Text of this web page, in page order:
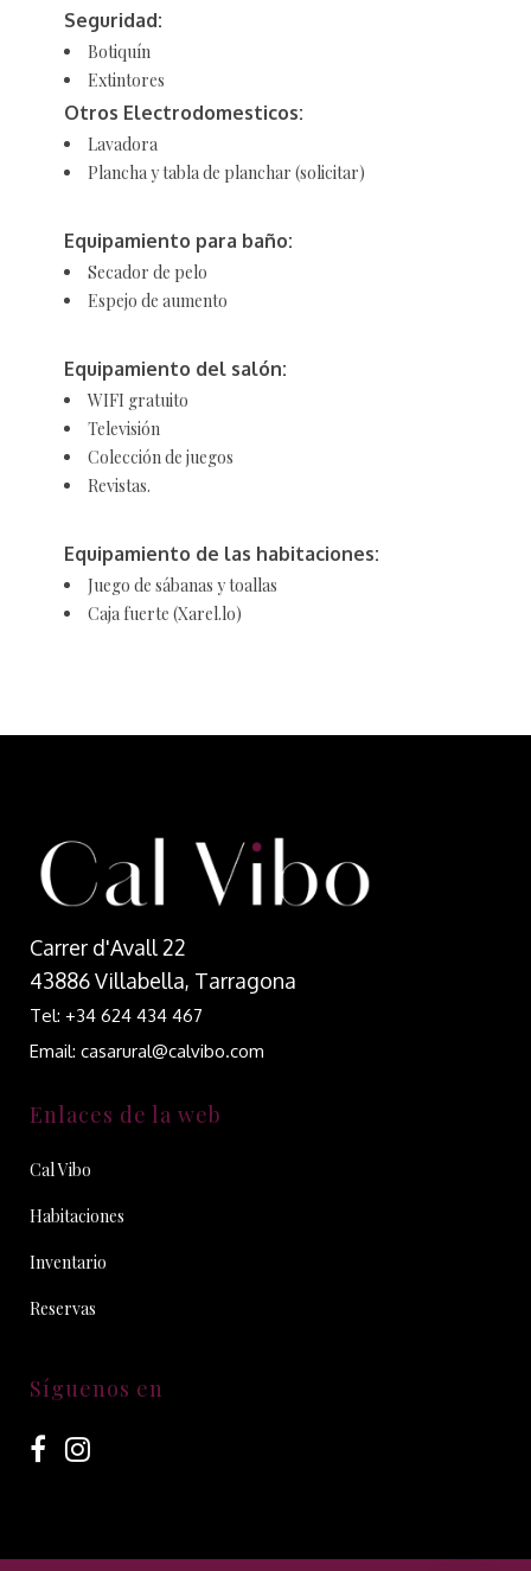
Seguridad:
Botiquín
Extintores
Otros Electrodomesticos:
Lavadora
Plancha y tabla de planchar (solicitar)
Equipamiento para baño:
Secador de pelo
Espejo de aumento
Equipamiento del salón:
WIFI gratuito
Televisión
Colección de juegos
Revistas.
Equipamiento de las habitaciones:
Juego de sábanas y toallas
Caja fuerte (Xarel.lo)
Carrer d'Avall 22
43886 Villabella, Tarragona
Tel: +34 624 434 467
Email: casarural@calvibo.com
Enlaces de la web
Cal Vibo
Habitaciones
Inventario
Reservas
Síguenos en